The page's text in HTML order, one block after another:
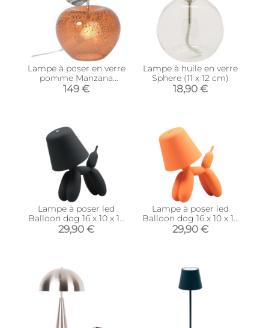
Lampe à poser en verre
pomme Manzana
(Orange)
149 €
Lampe à huile en verre
Sphere (11 x 12 cm)
18,90 €
Lampe à poser led
Balloon dog 16 x 10 x 18
cm (Noir)
29,90 €
Lampe à poser led
Balloon dog 16 x 10 x 18
cm (Orange)
29,90 €